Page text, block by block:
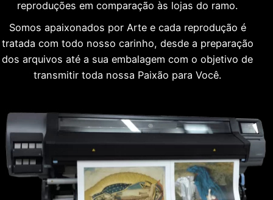
reproduções em comparação às lojas do ramo.
Somos apaixonados por Arte e cada reprodução é
tratada com todo nosso carinho, desde a preparação
dos arquivos até a sua embalagem com o objetivo de
transmitir toda nossa Paixão para Você.